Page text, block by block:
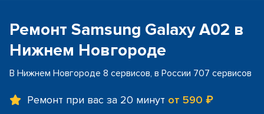
Ремонт Samsung Galaxy A02 в
Нижнем Новгороде
В Нижнем Новгороде 8 сервисов, в России 707 сервисов
Ремонт при вас за 20 минут от 590 ₽